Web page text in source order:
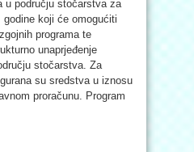
u području stočarstva za
koji će omogućiti
programa te
unaprjeđenje
stočarstva. Za
su sredstva u iznosu
proračunu. Program